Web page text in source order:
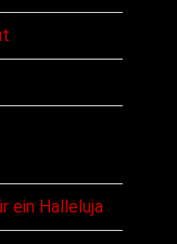
ein Halleluja